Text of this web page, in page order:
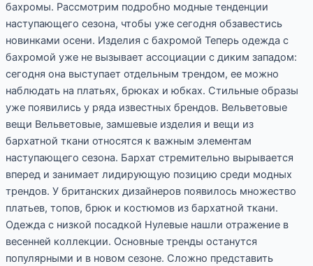
бахромы. Рассмотрим подробно модные тенденции
наступающего сезона, чтобы уже сегодня обзавестись
новинками осени. Изделия с бахромой Теперь одежда с
бахромой уже не вызывает ассоциации с диким западом:
сегодня она выступает отдельным трендом, ее можно
наблюдать на платьях, брюках и юбках. Стильные образы
уже появились у ряда известных брендов. Вельветовые
вещи Вельветовые, замшевые изделия и вещи из
бархатной ткани относятся к важным элементам
наступающего сезона. Бархат стремительно вырывается
вперед и занимает лидирующую позицию среди модных
трендов. У британских дизайнеров появилось множество
платьев, топов, брюк и костюмов из бархатной ткани.
Одежда с низкой посадкой Нулевые нашли отражение в
весенней коллекции. Основные тренды останутся
популярными и в новом сезоне. Сложно представить